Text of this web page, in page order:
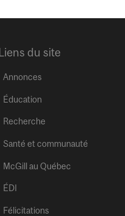
Liens du site
Annonces
Éducation
Recherche
Santé et communauté
McGill au Québec
ÉDI
Félicitations